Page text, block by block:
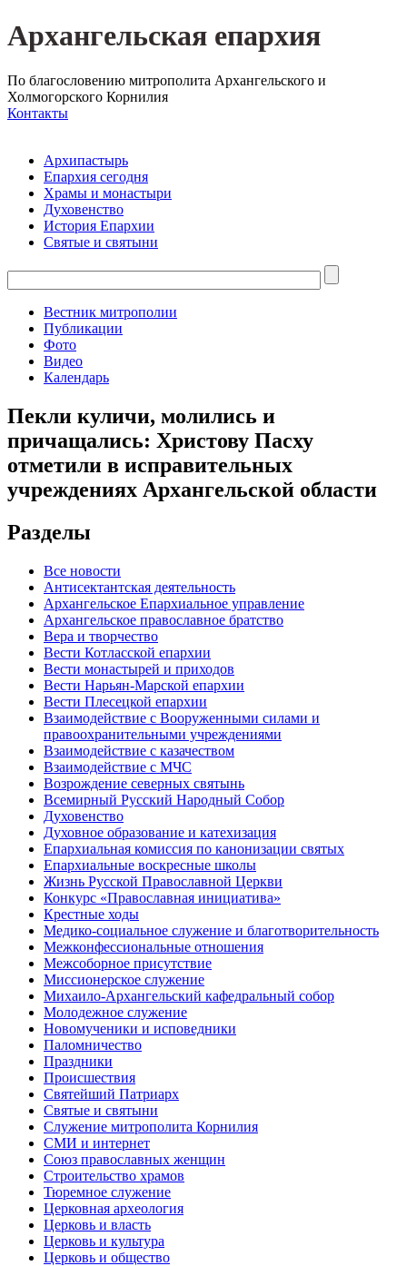
Архангельская епархия
По благословению митрополита Архангельского и
Холмогорского Корнилия
Контакты
Архипастырь
Епархия сегодня
Храмы и монастыри
Духовенство
История Епархии
Святые и святыни
Вестник митрополии
Публикации
Фото
Видео
Календарь
Пекли куличи, молились и
причащались: Христову Пасху
отметили в исправительных
учреждениях Архангельской области
Разделы
Все новости
Антисектантская деятельность
Архангельское Епархиальное управление
Архангельское православное братство
Вера и творчество
Вести Котласской епархии
Вести монастырей и приходов
Вести Нарьян-Марской епархии
Вести Плесецкой епархии
Взаимодействие с Вооруженными силами и
правоохранительными учреждениями
Взаимодействие с казачеством
Взаимодействие с МЧС
Возрождение северных святынь
Всемирный Русский Народный Собор
Духовенство
Духовное образование и катехизация
Епархиальная комиссия по канонизации святых
Епархиальные воскресные школы
Жизнь Русской Православной Церкви
Конкурс «Православная инициатива»
Крестные ходы
Медико-социальное служение и благотворительность
Межконфессиональные отношения
Межсоборное присутствие
Миссионерское служение
Михаило-Архангельский кафедральный собор
Молодежное служение
Новомученики и исповедники
Паломничество
Праздники
Происшествия
Святейший Патриарх
Святые и святыни
Служение митрополита Корнилия
СМИ и интернет
Союз православных женщин
Строительство храмов
Тюремное служение
Церковная археология
Церковь и власть
Церковь и культура
Церковь и общество